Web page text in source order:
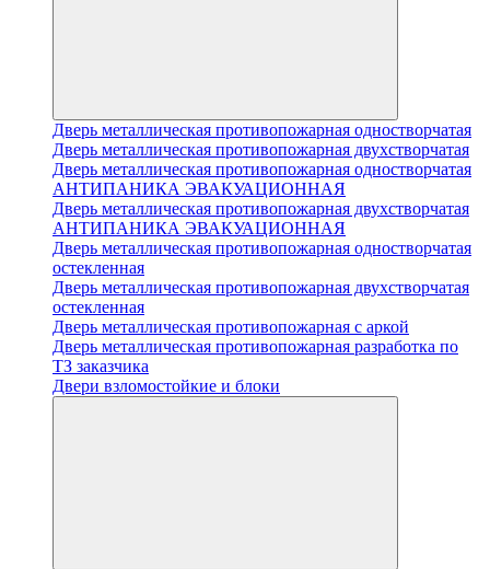
Дверь металлическая противопожарная одностворчатая
Дверь металлическая противопожарная двухстворчатая
Дверь металлическая противопожарная одностворчатая
АНТИПАНИКА ЭВАКУАЦИОННАЯ
Дверь металлическая противопожарная двухстворчатая
АНТИПАНИКА ЭВАКУАЦИОННАЯ
Дверь металлическая противопожарная одностворчатая
остекленная
Дверь металлическая противопожарная двухстворчатая
остекленная
Дверь металлическая противопожарная с аркой
Дверь металлическая противопожарная разработка по
ТЗ заказчика
Двери взломостойкие и блоки